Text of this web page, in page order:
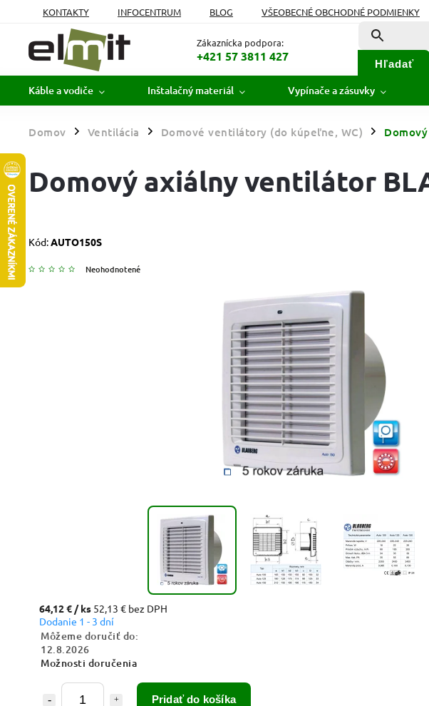
KONTAKTY INFOCENTRUM BLOG VŠEOBECNÉ OBCHODNÉ PODMIENKY
MOJA OBJEDNÁVKA
Zákaznícka podpora:
+421 57 3811 427
Hľadať
Káble a vodiče Inštalačný materiál Vypínače a zásuvky
Domov / Ventilácia / Domové ventilátory (do kúpeľne, WC) /
Domový axiálny ventilátor
Kód:AUTO150S
Neohodnotené
64,12 € / ks 52,13 € bez DPH
Dodanie 1 - 3 dní
Môžeme doručiť do:
12.8.2026
Možnosti doručenia
Pridať do košíka